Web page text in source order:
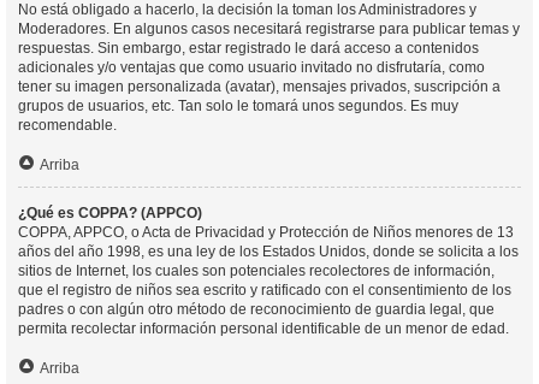
No está obligado a hacerlo, la decisión la toman los Administradores y
Moderadores. En algunos casos necesitará registrarse para publicar temas y
respuestas. Sin embargo, estar registrado le dará acceso a contenidos
adicionales y/o ventajas que como usuario invitado no disfrutaría, como
tener su imagen personalizada (avatar), mensajes privados, suscripción a
grupos de usuarios, etc. Tan solo le tomará unos segundos. Es muy
recomendable.
Arriba
¿Qué es COPPA? (APPCO)
COPPA, APPCO, o Acta de Privacidad y Protección de Niños menores de 13
años del año 1998, es una ley de los Estados Unidos, donde se solicita a los
sitios de Internet, los cuales son potenciales recolectores de información,
que el registro de niños sea escrito y ratificado con el consentimiento de los
padres o con algún otro método de reconocimiento de guardia legal, que
permita recolectar información personal identificable de un menor de edad.
Arriba